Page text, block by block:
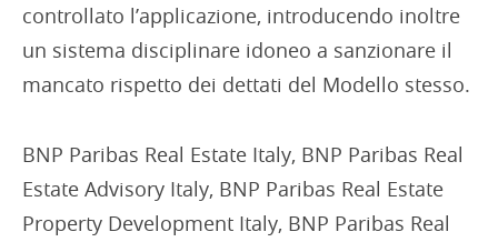
controllato l’applicazione, introducendo inoltre
un sistema disciplinare idoneo a sanzionare il
mancato rispetto dei dettati del Modello stesso.
BNP Paribas Real Estate Italy, BNP Paribas Real
Estate Advisory Italy, BNP Paribas Real Estate
Property Development Italy, BNP Paribas Real